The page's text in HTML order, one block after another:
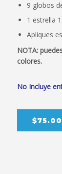
9 globos
1 estrella
Apliques
NOTA:
colores.
No Incluye